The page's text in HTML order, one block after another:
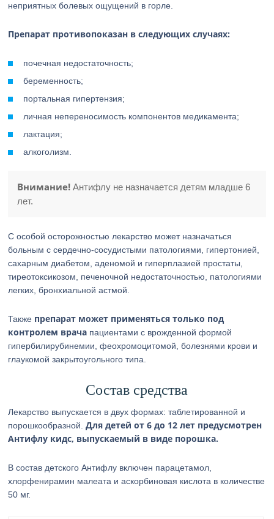
неприятных болевых ощущений в горле.
Препарат противопоказан в следующих случаях:
почечная недостаточность;
беременность;
портальная гипертензия;
личная непереносимость компонентов медикамента;
лактация;
алкоголизм.
Внимание! Антифлу не назначается детям младше 6
лет.
С особой осторожностью лекарство может назначаться
больным с сердечно-сосудистыми патологиями, гипертонией,
сахарным диабетом, аденомой и гиперплазией простаты,
тиреотоксикозом, печеночной недостаточностью, патологиями
легких, бронхиальной астмой.
Также препарат может применяться только под
контролем врача пациентами с врожденной формой
гипербилирубинемии, феохромоцитомой, болезнями крови и
глаукомой закрытоугольного типа.
Состав средства
Лекарство выпускается в двух формах: таблетированной и
порошкообразной.Для детей от 6 до 12 лет предусмотрен
Антифлу кидс, выпускаемый в виде порошка.
В состав детского Антифлу включен парацетамол,
хлорфенирамин малеата и аскорбиновая кислота в количестве
50 мг.